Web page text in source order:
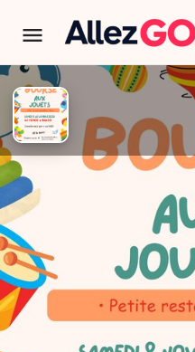
TERMINÉ:Cet événement
événements similaires ci-
Bourse aux
ROCHE- EN